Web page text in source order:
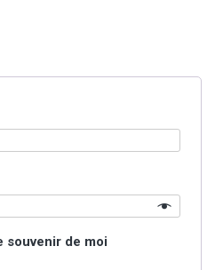
souvenir de moi